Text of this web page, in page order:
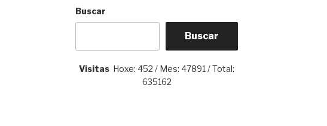
Buscar
Buscar
Visitas Hoxe: 452 / Mes: 47891 / Total:
635162